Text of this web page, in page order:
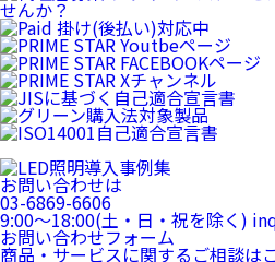
お問い合わせは
03-6869-6606
9:00〜18:00(土・日・祝を除く)
お問い合わせフォーム
商品・サービスに関するご相談は